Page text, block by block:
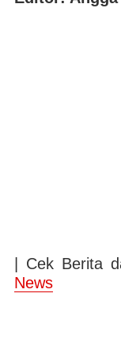
| Cek Berita
News